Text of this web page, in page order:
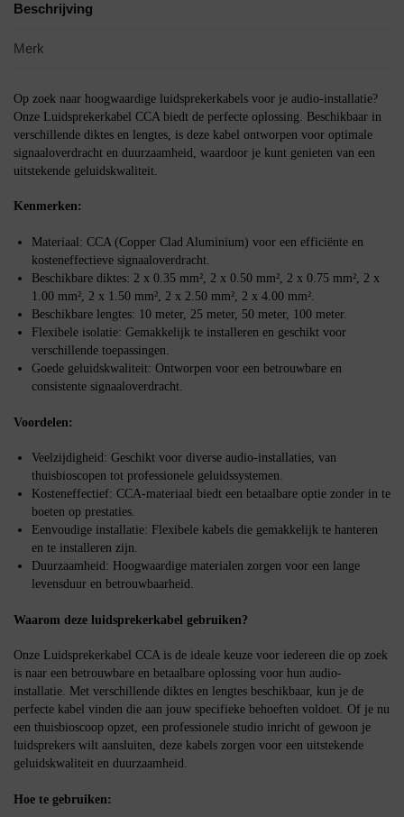
Beschrijving
Merk
Op zoek naar hoogwaardige luidsprekerkabels voor je audio-installatie?
Onze Luidsprekerkabel CCA biedt de perfecte oplossing. Beschikbaar in
verschillende diktes en lengtes, is deze kabel ontworpen voor optimale
signaaloverdracht en duurzaamheid, waardoor je kunt genieten van een
uitstekende geluidskwaliteit.
Kenmerken:
Materiaal: CCA (Copper Clad Aluminium) voor een efficiënte en
kosteneffectieve signaaloverdracht.
Beschikbare diktes: 2 x 0.35 mm², 2 x 0.50 mm², 2 x 0.75 mm², 2 x
1.00 mm², 2 x 1.50 mm², 2 x 2.50 mm², 2 x 4.00 mm².
Beschikbare lengtes: 10 meter, 25 meter, 50 meter, 100 meter.
Flexibele isolatie: Gemakkelijk te installeren en geschikt voor
verschillende toepassingen.
Goede geluidskwaliteit: Ontworpen voor een betrouwbare en
consistente signaaloverdracht.
Voordelen:
Veelzijdigheid: Geschikt voor diverse audio-installaties, van
thuisbioscopen tot professionele geluidssystemen.
Kosteneffectief: CCA-materiaal biedt een betaalbare optie zonder in te
boeten op prestaties.
Eenvoudige installatie: Flexibele kabels die gemakkelijk te hanteren
en te installeren zijn.
Duurzaamheid: Hoogwaardige materialen zorgen voor een lange
levensduur en betrouwbaarheid.
Waarom deze luidsprekerkabel gebruiken?
Onze Luidsprekerkabel CCA is de ideale keuze voor iedereen die op zoek
is naar een betrouwbare en betaalbare oplossing voor hun audio-
installatie. Met verschillende diktes en lengtes beschikbaar, kun je de
perfecte kabel vinden die aan jouw specifieke behoeften voldoet. Of je nu
een thuisbioscoop opzet, een professionele studio inricht of gewoon je
luidsprekers wilt aansluiten, deze kabels zorgen voor een uitstekende
geluidskwaliteit en duurzaamheid.
Hoe te gebruiken: